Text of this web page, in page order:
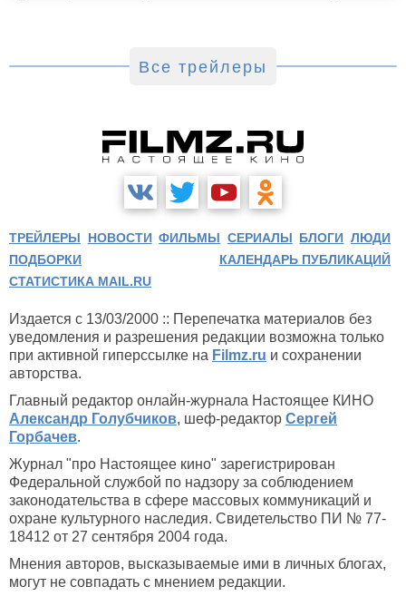
Все трейлеры
ТРЕЙЛЕРЫ НОВОСТИ ФИЛЬМЫ СЕРИАЛЫ БЛОГИ ЛЮДИ
ПОДБОРКИ
КАЛЕНДАРЬ ПУБЛИКАЦИЙ
СТАТИСТИКА MAIL.RU
Издается с 13/03/2000 :: Перепечатка материалов без
уведомления и разрешения редакции возможна только
при активной гиперссылке на Filmz.ru и сохранении
авторства.
Главный редактор онлайн-журнала Настоящее КИНО
Александр Голубчиков, шеф-редактор Сергей
Горбачев.
Журнал "про Настоящее кино" зарегистрирован
Федеральной службой по надзору за соблюдением
законодательства в сфере массовых коммуникаций и
охране культурного наследия. Свидетельство ПИ № 77-
18412 от 27 сентября 2004 года.
Мнения авторов, высказываемые ими в личных блогах,
могут не совпадать с мнением редакции.